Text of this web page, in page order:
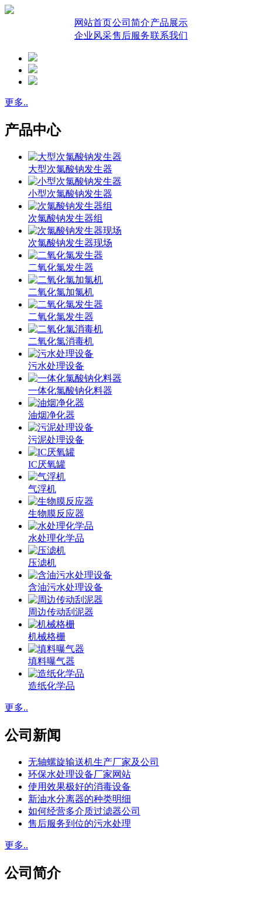
网站首页公司简介产品展示
企业风采售后服务联系我们
更多..
产品中心
大型次氯酸钠发生器
小型次氯酸钠发生器
次氯酸钠发生器组
次氯酸钠发生器现场
二氧化氯发生器
二氧化氯加氯机
二氧化氯发生器
二氧化氯消毒机
污水处理设备
一体化氯酸钠化料器
油烟净化器
污泥处理设备
IC厌氧罐
气浮机
生物膜反应器
水处理化学品
压滤机
含油污水处理设备
周边传动刮泥器
机械格栅
填料曝气器
造纸化学品
更多..
公司新闻
无轴螺旋输送机生产厂家及公司
环保水处理设备厂家网站
使用效果极好的消毒设备
新油水分离器的种类明细
如何经营多介质过滤器公司
售后服务到位的污水处理
更多..
公司简介